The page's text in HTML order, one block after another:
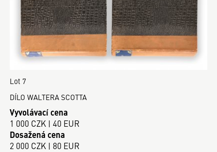
Lot 7
DÍLO WALTERA SCOTTA
Vyvolávací cena
1 000 CZK | 40 EUR
Dosažená cena
2 000 CZK | 80 EUR